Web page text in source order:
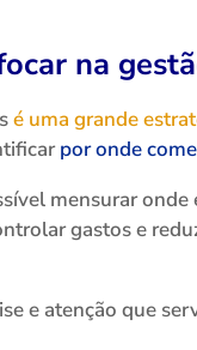
na
é uma grande
por onde
mensurar
gastos e
e atenção que